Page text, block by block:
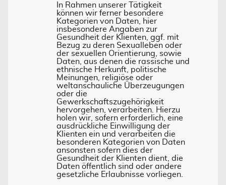
In Rahmen unserer Tätigkeit
können wir ferner besondere
Kategorien von Daten, hier
insbesondere Angaben zur
Gesundheit der Klienten, ggf. mit
Bezug zu deren Sexualleben oder
der sexuellen Orientierung, sowie
Daten, aus denen die rassische und
ethnische Herkunft, politische
Meinungen, religiöse oder
weltanschauliche Überzeugungen
oder die
Gewerkschaftszugehörigkeit
hervorgehen, verarbeiten. Hierzu
holen wir, sofern erforderlich, eine
ausdrückliche Einwilligung der
Klienten ein und verarbeiten die
besonderen Kategorien von Daten
ansonsten sofern dies der
Gesundheit der Klienten dient, die
Daten öffentlich sind oder andere
gesetzliche Erlaubnisse vorliegen.